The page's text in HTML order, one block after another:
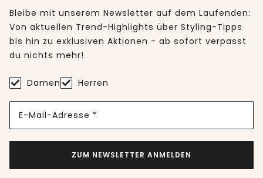
Bleibe mit unserem Newsletter auf dem Laufenden:
Von aktuellen Trend-Highlights über Styling-Tipps
bis hin zu exklusiven Aktionen - ab sofort verpasst
du nichts mehr!
Damen Herren
E-Mail-Adresse *
ZUM NEWSLETTER ANMELDEN